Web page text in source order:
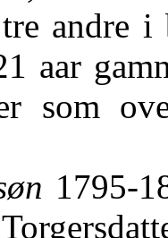
andre i
aar
som
1795-